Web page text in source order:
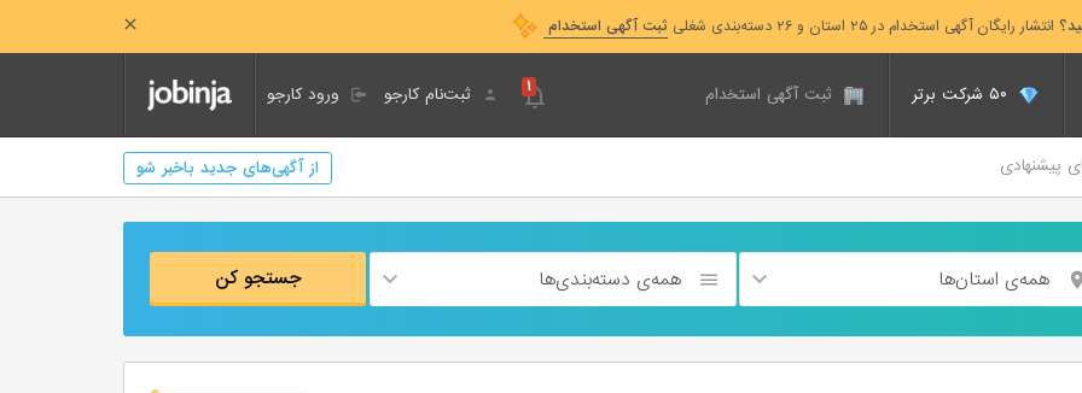
انتشار رایگان آگهی استخدام در ۲۵ استان و ۲۶ دسته‌بندی شغلی ثبت آگهی استخدام
ثبت آگهی استخدام ورود کارجو ثبت‌نام کارجو ۱
پیشنهادی از آگهی‌های جدید باخبر شو
همه‌ی استان‌ها همه‌ی دسته‌بندی‌ها جستجو کن